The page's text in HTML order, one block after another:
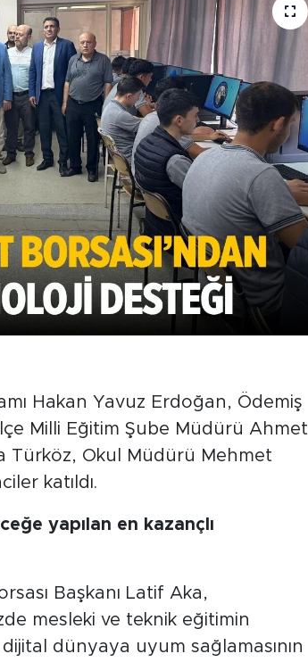
Hakan Yavuz Erdoğan, Ödemiş
Milli Eğitim Şube Müdürü Ahmet
Türköz, Okul Müdürü Mehmet
katıldı.
yapılan en kazançlı
Başkanı Latif Aka,
mesleki ve teknik eğitimin
dünyaya uyum sağlamasının